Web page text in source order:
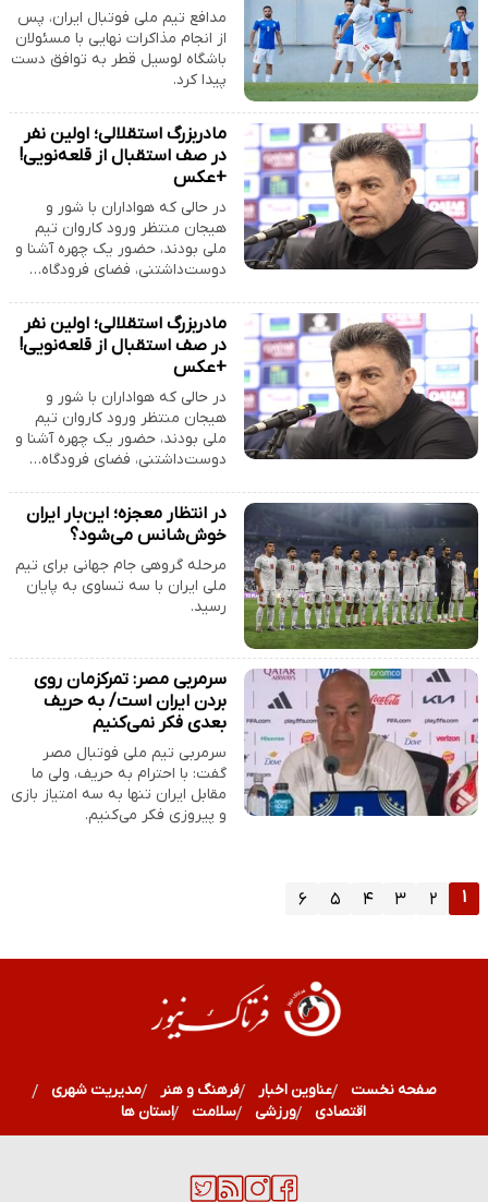
مدافع تیم ملی فوتبال ایران، پس
از انجام مذاکرات نهایی با مسئولان
باشگاه لوسیل قطر به توافق دست
پیدا کرد.
مادربزرگ استقلالی؛ اولین نفر
در صف استقبال از قلعه‌نویی!
+عکس
در حالی که هواداران با شور و
هیجان منتظر ورود کاروان تیم
ملی بودند، حضور یک چهره آشنا و
دوست‌داشتنی، فضای فرودگاه…
مادربزرگ استقلالی؛ اولین نفر
در صف استقبال از قلعه‌نویی!
+عکس
در حالی که هواداران با شور و
هیجان منتظر ورود کاروان تیم
ملی بودند، حضور یک چهره آشنا و
دوست‌داشتنی، فضای فرودگاه…
در انتظار معجزه؛ این‌بار ایران
خوش‌شانس می‌شود؟
مرحله گروهی جام جهانی برای تیم
ملی ایران با سه تساوی به پایان
رسید.
سرمربی مصر: تمرکزمان روی
بردن ایران است/ به حریف
بعدی فکر نمی‌کنیم
سرمربی تیم ملی فوتبال مصر
گفت: با احترام به حریف، ولی ما
مقابل ایران تنها به سه امتیاز بازی
و پیروزی فکر می‌کنیم.
۱ ۲ ۳ ۴ ۵ ۶
صفحه نخست عناوین اخبار فرهنگ و هنر
مدیریت شهری
اقتصادی
ورزشی سلامت استان ها